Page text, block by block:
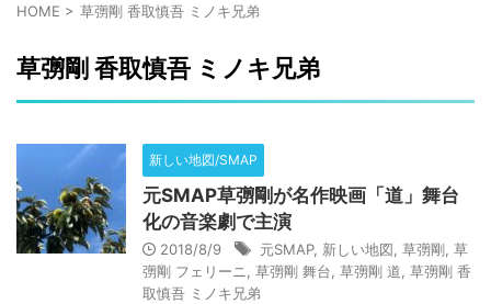
HOME > 草彅剛 香取慎吾 ミノキ兄弟
草彅剛 香取慎吾 ミノキ兄弟
新しい地図/SMAP
元SMAP草彅剛が名作映画「道」舞台
化の音楽劇で主演
2018/8/9 元SMAP, 新しい地図 草彅剛 草
彅剛 フェリーニ
草彅剛 舞台 草彅剛 道 草彅剛 香
取慎吾 ミノキ兄弟